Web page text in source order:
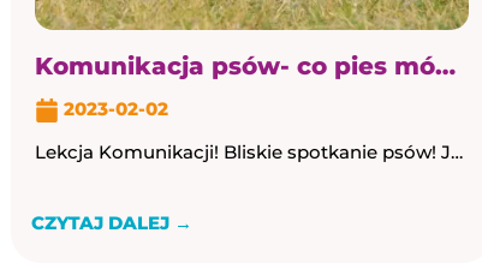
Komunikacja psów- co pies mówi kiedy spotyka drugie psa? Psie spotkania!
2023-02-02
Lekcja Komunikacji! Bliskie spotkanie psów! Jedną z najczęstszych skarg, jaką słyszymy od opiekunów psów, jest to, że ich psy ciągną na smyczy, biegną bez smyczy, ...
CZYTAJ DALEJ →